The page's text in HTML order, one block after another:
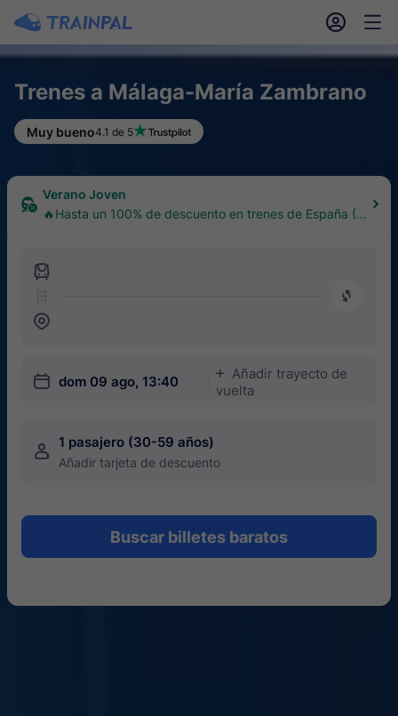
󱎓 󱒨
Trenes a Málaga-María Zambrano
Muy bueno4.1 de 5
Verano Joven
🔥Hasta un 100% de descuento en trenes de España (1
󱍉
󰿠
󱒣
󱎗 dom 09 ago, 13:40
󱅇
Añadir trayecto de
vuelta
󱍂 1 pasajero (30-59 años)
Añadir tarjeta de descuento
Buscar billetes baratos